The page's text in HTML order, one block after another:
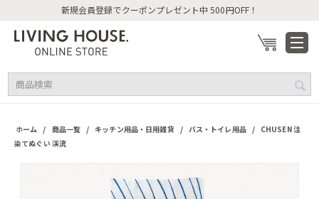
新規会員登録でクーポンプレゼント中 500円OFF！
ホーム / 商品一覧 / キッチン用品・日用雑貨 / バス・トイレ用品 /
CHUSEN 注
染てぬぐい 渓流